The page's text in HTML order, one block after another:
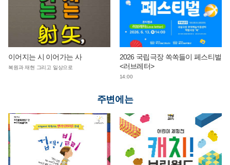
이어지는 시 이어가는 사
복원과 재현 그리고 일상으로
2026 국립극장 쏙쏙들이 페스티벌
<러브레터>
14:00
주변에는